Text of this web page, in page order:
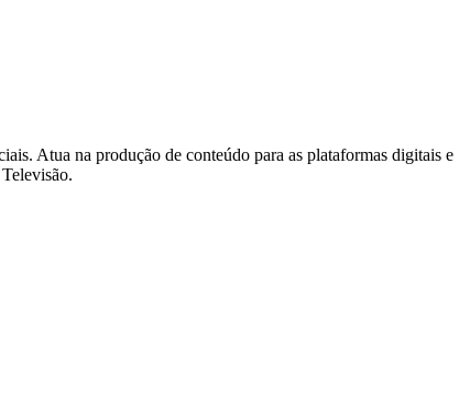
Atua na produção de conteúdo para as plataformas digitais e